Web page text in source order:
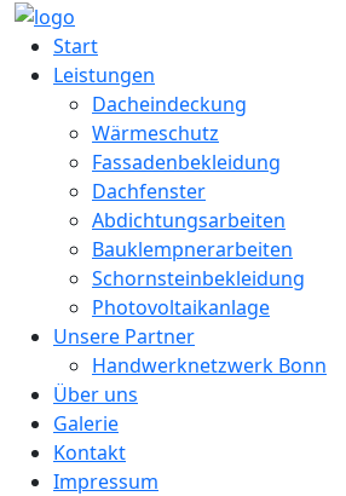
Start
Leistungen
Dacheindeckung
Wärmeschutz
Fassadenbekleidung
Dachfenster
Abdichtungsarbeiten
Bauklempnerarbeiten
Schornsteinbekleidung
Photovoltaikanlage
Unsere Partner
Handwerknetzwerk Bonn
Über uns
Galerie
Kontakt
Impressum